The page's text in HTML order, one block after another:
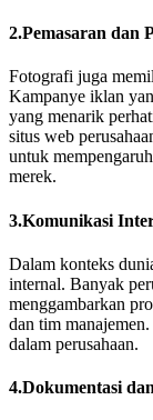
2.Pemasaran dan
Fotografi juga
Kampanye iklan
yang menarik
situs web
untuk
merek.
3.Komunikasi
Dalam konteks
internal. Banyak
menggambarkan
dan tim
dalam perusahaan.
4.Dokumentasi